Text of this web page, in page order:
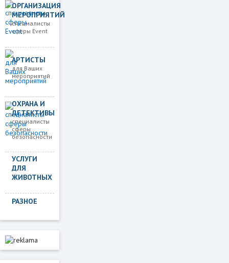
ОРГАНИЗАЦИЯ
МЕРОПРИЯТИЙ
спецмалисты
сферы Event
АРТИСТЫ
для Ваших
мероприятий
ОХРАНА И
ДЕТЕКТИВЫ
специалисты
сферы
безопасности
УСЛУГИ
ДЛЯ
ЖИВОТНЫХ
РАЗНОЕ